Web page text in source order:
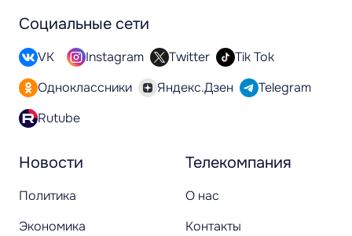
Новости
Политика
Экономика
Телекомпания
О нас
Контакты
Социальные сети
VK Instagram Twitter
Tik Tok
Одноклассники
Яндекс.Дзен
Telegram
Rutube